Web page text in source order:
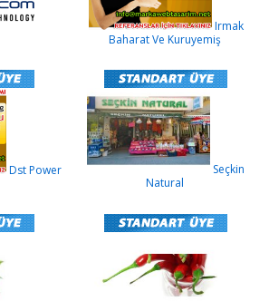
Irmak
Baharat Ve Kuruyemiş
Dst Power
Seçkin
Natural